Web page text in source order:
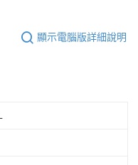
顯示電腦版詳細說明